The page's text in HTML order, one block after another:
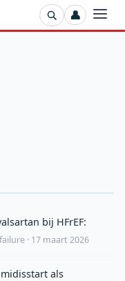
👤
bij HFrEF:
· 17 maart 2026
als